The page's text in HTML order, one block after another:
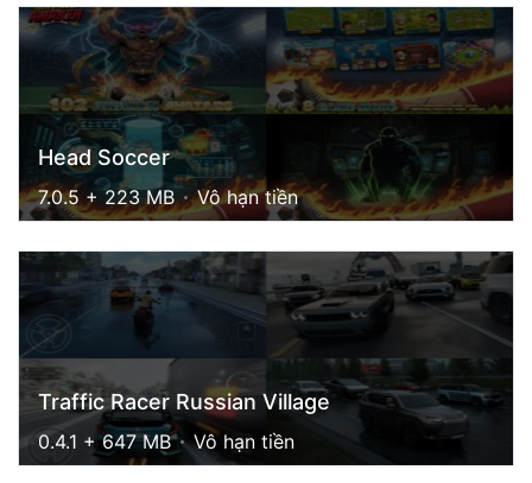
Head Soccer
7.0.5 + 223 MB Vô hạn tiền
Traffic Racer Russian Village
0.4.1 + 647 MB Vô hạn tiền